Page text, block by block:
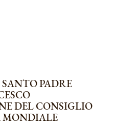
PADRE
DEL CONSIGLIO
MONDIALE